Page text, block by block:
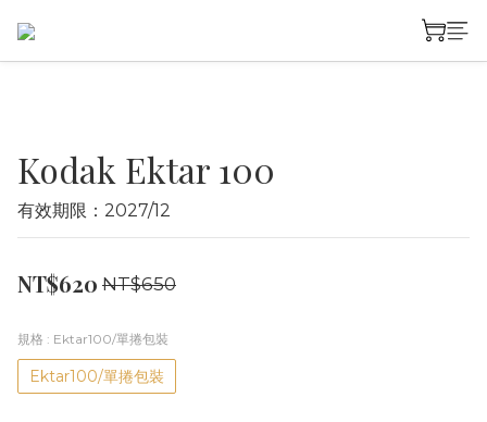
Kodak Ektar 100
有效期限：2027/12
NT$620 NT$650
規格 : Ektar100/單捲包裝
Ektar100/單捲包裝